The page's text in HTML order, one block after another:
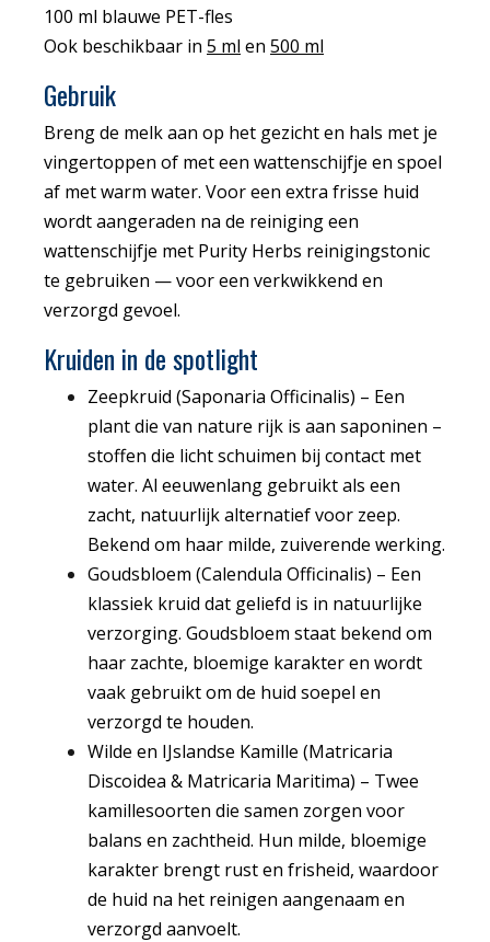
100 ml blauwe PET-fles
Ook beschikbaar in 5 ml en 500 ml
Gebruik
Breng de melk aan op het gezicht en hals met je
vingertoppen of met een wattenschijfje en spoel
af met warm water. Voor een extra frisse huid
wordt aangeraden na de reiniging een
wattenschijfje met Purity Herbs reinigingstonic
te gebruiken — voor een verkwikkend en
verzorgd gevoel.
Kruiden in de spotlight
Zeepkruid (Saponaria Officinalis) – Een
plant die van nature rijk is aan saponinen –
stoffen die licht schuimen bij contact met
water. Al eeuwenlang gebruikt als een
zacht, natuurlijk alternatief voor zeep.
Bekend om haar milde, zuiverende werking.
Goudsbloem (Calendula Officinalis) – Een
klassiek kruid dat geliefd is in natuurlijke
verzorging. Goudsbloem staat bekend om
haar zachte, bloemige karakter en wordt
vaak gebruikt om de huid soepel en
verzorgd te houden.
Wilde en IJslandse Kamille (Matricaria
Discoidea & Matricaria Maritima) – Twee
kamillesoorten die samen zorgen voor
balans en zachtheid. Hun milde, bloemige
karakter brengt rust en frisheid, waardoor
de huid na het reinigen aangenaam en
verzorgd aanvoelt.